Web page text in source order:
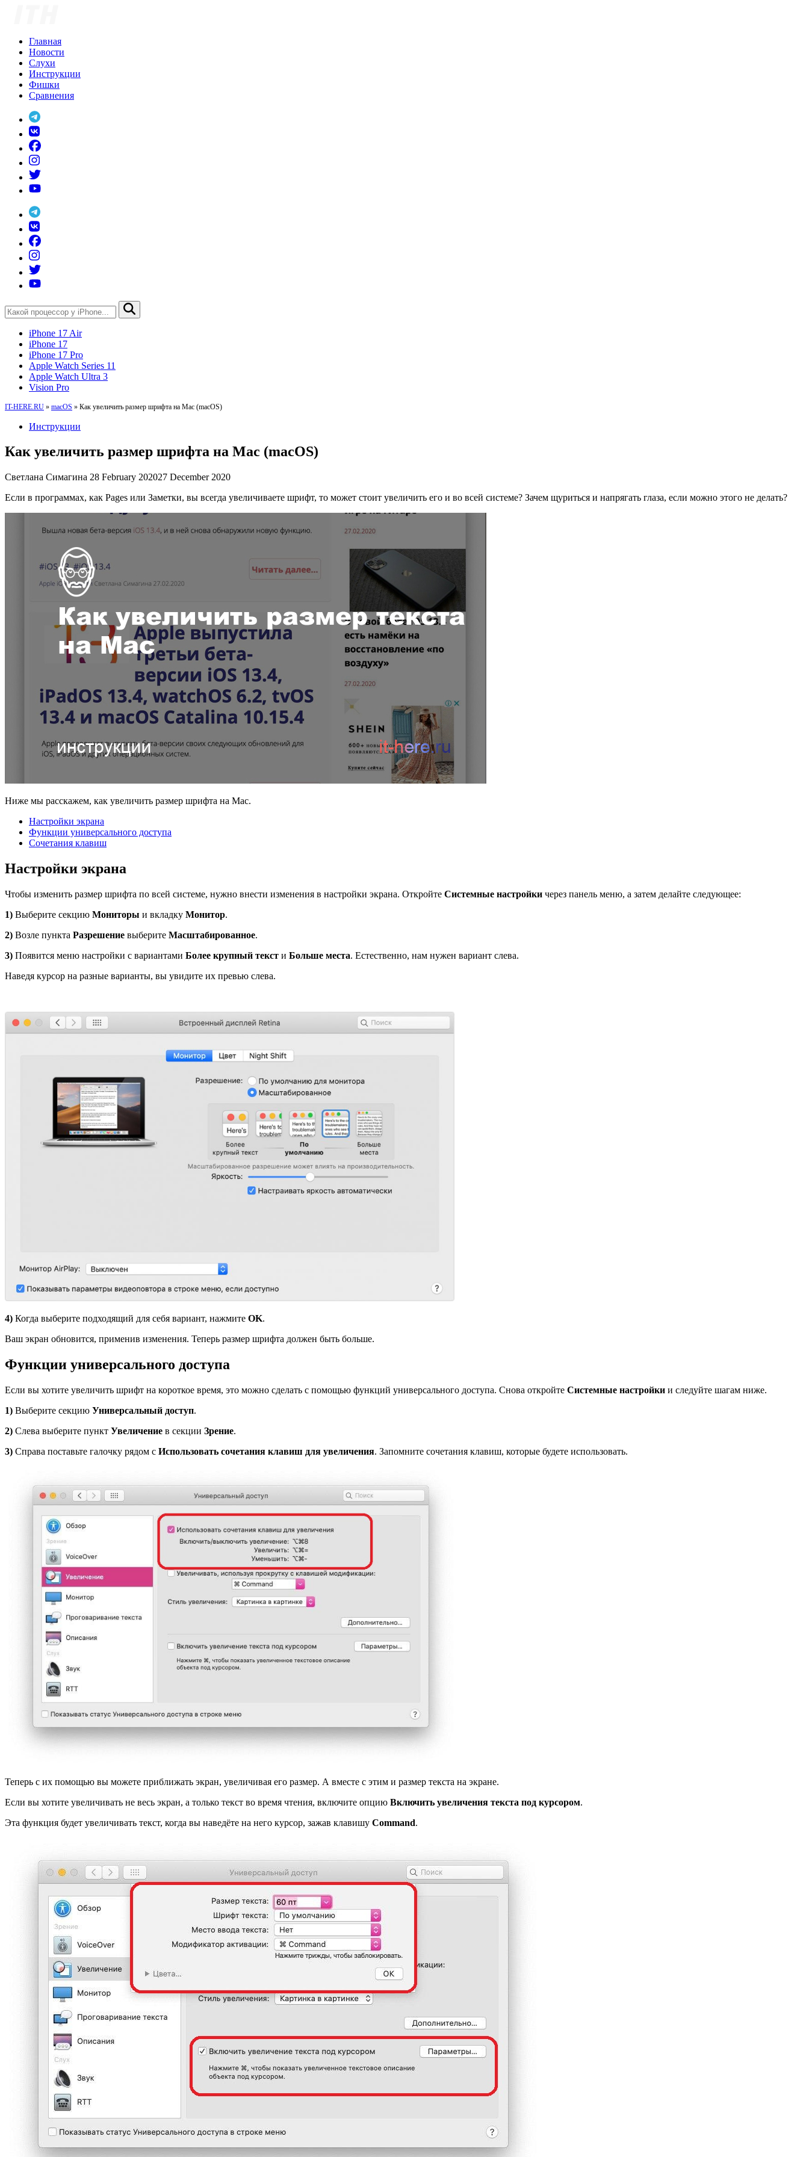
Главная
Новости
Слухи
Инструкции
Фишки
Сравнения
iPhone 17 Air
iPhone 17
iPhone 17 Pro
Apple Watch Series 11
Apple Watch Ultra 3
Vision Pro
IT-HERE.RU » macOS » Как увеличить размер шрифта на Mac (macOS)
Инструкции
Как увеличить размер шрифта на Mac (macOS)
Светлана Симагина 28 February 202027 December 2020
Если в программах, как Pages или Заметки, вы всегда увеличиваете шрифт, то может стоит увеличить его и во всей системе? Зачем щуриться и напрягать глаза, если можно этого не делать?
Ниже мы расскажем, как увеличить размер шрифта на Mac.
Настройки экрана
Функции универсального доступа
Сочетания клавиш
Настройки экрана
Чтобы изменить размер шрифта по всей системе, нужно внести изменения в настройки экрана. Откройте Системные настройки через панель меню, а затем делайте следующее:
1) Выберите секцию Мониторы и вкладку Монитор.
2) Возле пункта Разрешение выберите Масштабированное.
3) Появится меню настройки с вариантами Более крупный текст и Больше места. Естественно, нам нужен вариант слева.
Наведя курсор на разные варианты, вы увидите их превью слева.
4) Когда выберите подходящий для себя вариант, нажмите OK.
Ваш экран обновится, применив изменения. Теперь размер шрифта должен быть больше.
Функции универсального доступа
Если вы хотите увеличить шрифт на короткое время, это можно сделать с помощью функций универсального доступа. Снова откройте Системные настройки и следуйте шагам ниже.
1) Выберите секцию Универсальный доступ.
2) Слева выберите пункт Увеличение в секции Зрение.
3) Справа поставьте галочку рядом с Использовать сочетания клавиш для увеличения. Запомните сочетания клавиш, которые будете использовать.
Теперь с их помощью вы можете приближать экран, увеличивая его размер. А вместе с этим и размер текста на экране.
Если вы хотите увеличивать не весь экран, а только текст во время чтения, включите опцию Включить увеличения текста под курсором.
Эта функция будет увеличивать текст, когда вы наведёте на него курсор, зажав клавишу Command.